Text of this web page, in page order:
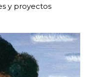
y proyectos